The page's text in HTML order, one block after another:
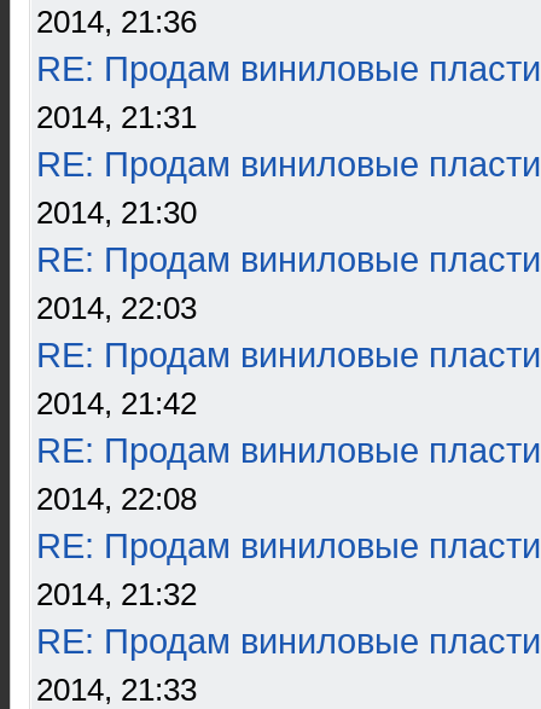
2014, 21:36
RE: Продам виниловые
2014, 21:31
RE: Продам виниловые
2014, 21:30
RE: Продам виниловые
2014, 22:03
RE: Продам виниловые
2014, 21:42
RE: Продам виниловые
2014, 22:08
RE: Продам виниловые
2014, 21:32
RE: Продам виниловые
2014, 21:33